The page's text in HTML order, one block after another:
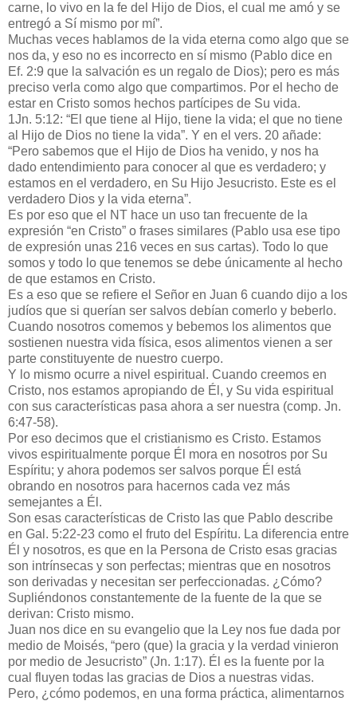
carne, lo vivo en la fe del Hijo de Dios, el cual me amó y se
entregó a Sí mismo por mí”.
Muchas veces hablamos de la vida eterna como algo que se
nos da, y eso no es incorrecto en sí mismo (Pablo dice en
Ef. 2:9 que la salvación es un regalo de Dios); pero es más
preciso verla como algo que compartimos. Por el hecho de
estar en Cristo somos hechos partícipes de Su vida.
1Jn. 5:12: “El que tiene al Hijo, tiene la vida; el que no tiene
al Hijo de Dios no tiene la vida”. Y en el vers. 20 añade:
“Pero sabemos que el Hijo de Dios ha venido, y nos ha
dado entendimiento para conocer al que es verdadero; y
estamos en el verdadero, en Su Hijo Jesucristo. Este es el
verdadero Dios y la vida eterna”.
Es por eso que el NT hace un uso tan frecuente de la
expresión “en Cristo” o frases similares (Pablo usa ese tipo
de expresión unas 216 veces en sus cartas). Todo lo que
somos y todo lo que tenemos se debe únicamente al hecho
de que estamos en Cristo.
Es a eso que se refiere el Señor en Juan 6 cuando dijo a los
judíos que si querían ser salvos debían comerlo y beberlo.
Cuando nosotros comemos y bebemos los alimentos que
sostienen nuestra vida física, esos alimentos vienen a ser
parte constituyente de nuestro cuerpo.
Y lo mismo ocurre a nivel espiritual. Cuando creemos en
Cristo, nos estamos apropiando de Él, y Su vida espiritual
con sus características pasa ahora a ser nuestra (comp. Jn.
6:47-58).
Por eso decimos que el cristianismo es Cristo. Estamos
vivos espiritualmente porque Él mora en nosotros por Su
Espíritu; y ahora podemos ser salvos porque Él está
obrando en nosotros para hacernos cada vez más
semejantes a Él.
Son esas características de Cristo las que Pablo describe
en Gal. 5:22-23 como el fruto del Espíritu. La diferencia entre
Él y nosotros, es que en la Persona de Cristo esas gracias
son intrínsecas y son perfectas; mientras que en nosotros
son derivadas y necesitan ser perfeccionadas. ¿Cómo?
Supliéndonos constantemente de la fuente de la que se
derivan: Cristo mismo.
Juan nos dice en su evangelio que la Ley nos fue dada por
medio de Moisés, “pero (que) la gracia y la verdad vinieron
por medio de Jesucristo” (Jn. 1:17). Él es la fuente por la
cual fluyen todas las gracias de Dios a nuestras vidas.
Pero, ¿cómo podemos, en una forma práctica, alimentarnos